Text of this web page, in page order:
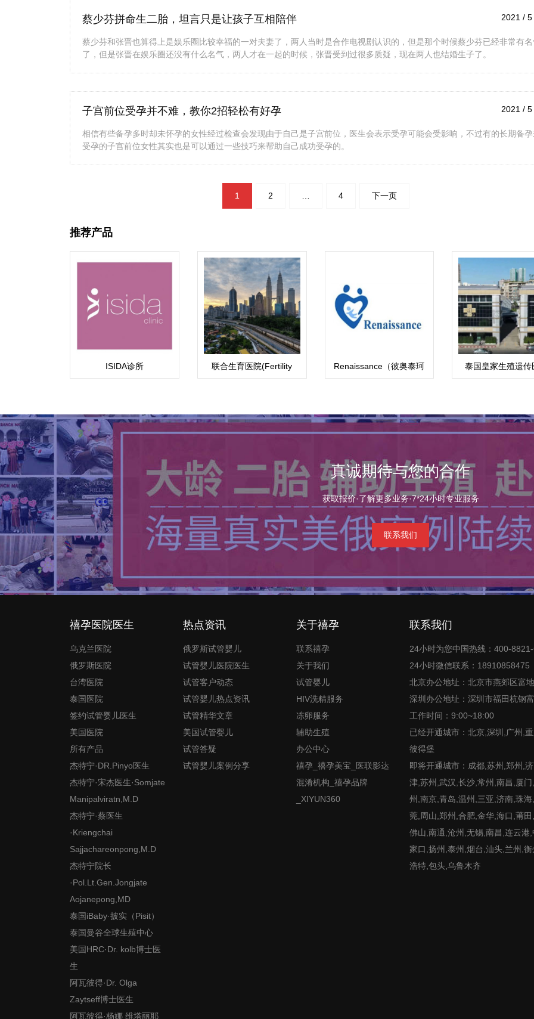
蔡少芬拼命生二胎，坦言只是让孩子互相陪伴 2021 /
蔡少芬和张晋也算得上是娱乐圈比较幸福的一对夫妻了，两人当时是合作电视剧认识的，但是那个时候蔡少芬已经非常有
了，但是张晋在娱乐圈还没有什么名气，两人才在一起的时候，张晋受到过很多质疑，现在两人也结婚生子了。
子宫前位受孕并不难，教你2招轻松有好孕 2021 /
相信有些备孕多时却未怀孕的女性经过检查会发现由于自己是子宫前位，医生会表示受孕可能会受影响，不过有的长期备
受孕的子宫前位女性其实也是可以通过一些技巧来帮助自己成功受孕的。
1 2 4 下一页
推荐产品
ISIDA诊所
联合生育医院(Fertility
Associates)
Renaissance（彼奥泰珂
斯医院）BioTexCom
泰国皇家生殖遗传
真诚期待与您的合作
获取报价·了解更多业务·7*24小时专业服务
联系我们
禧孕医院医生
乌克兰医院
俄罗斯医院
台湾医院
泰国医院
签约试管婴儿医生
美国医院
所有产品
杰特宁·DR.Pinyo医生
杰特宁·宋杰医生·Somjate
Manipalviratn,M.D
杰特宁·蔡医生
·Kriengchai
Sajjachareonpong,M.D
杰特宁院长
·Pol.Lt.Gen.Jongjate
Aojanepong,MD
泰国iBaby·披实（Pisit）
泰国曼谷全球生殖中心
美国HRC·Dr. kolb博士医
生
阿瓦彼得·Dr. Olga
Zaytseff博士医生
阿瓦彼得·杨娜 维塔丽耶
热点资讯
俄罗斯试管婴儿
试管婴儿医院医生
试管客户动态
试管婴儿热点资讯
试管精华文章
美国试管婴儿
试管答疑
试管婴儿案例分享
关于禧孕
联系禧孕
关于我们
试管婴儿
HIV洗精服务
冻卵服务
辅助生殖
办公中心
禧孕_禧孕美宝_医联影达
混淆机构_禧孕品牌
_XIYUN360
联系我们
24小时为您中国热线：400-
24小时微信联系：18910858475
北京办公地址：北京市燕郊区富
深圳办公地址：深圳市福田杭钢
工作时间：9:00~18:00
已经开通城市：北京,深圳,广州,
彼得堡
即将开通城市：成都,苏州,郑州,
津,苏州,武汉,长沙,常州,南昌,厦
州,南京,青岛,温州,三亚,济南,珠
莞,周山,郑州,合肥,金华,海口,莆
佛山,南通,沧州,无锡,南昌,连云港
家口,扬州,泰州,烟台,汕头,兰州,
浩特,包头,乌鲁木齐